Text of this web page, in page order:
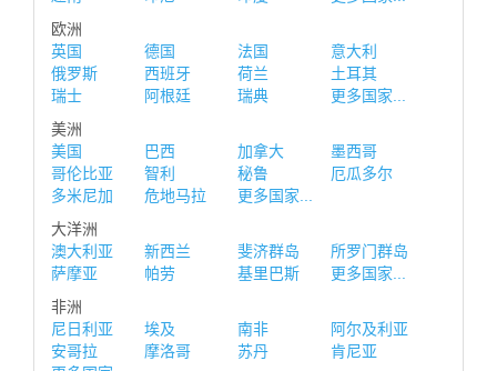
欧洲
英国
德国 法国
意大利
俄罗斯
西班牙 荷兰
土耳其
瑞士
阿根廷 瑞典
更多国家...
美洲
美国
巴西 加拿大
墨西哥
哥伦比亚
智利 秘鲁
厄瓜多尔
多米尼加
危地马拉
更多国家...
大洋洲
澳大利亚
新西兰 斐济群岛
所罗门群岛
萨摩亚
帕劳 基里巴斯
更多国家...
非洲
尼日利亚
埃及 南非
阿尔及利亚
安哥拉
摩洛哥 苏丹
肯尼亚